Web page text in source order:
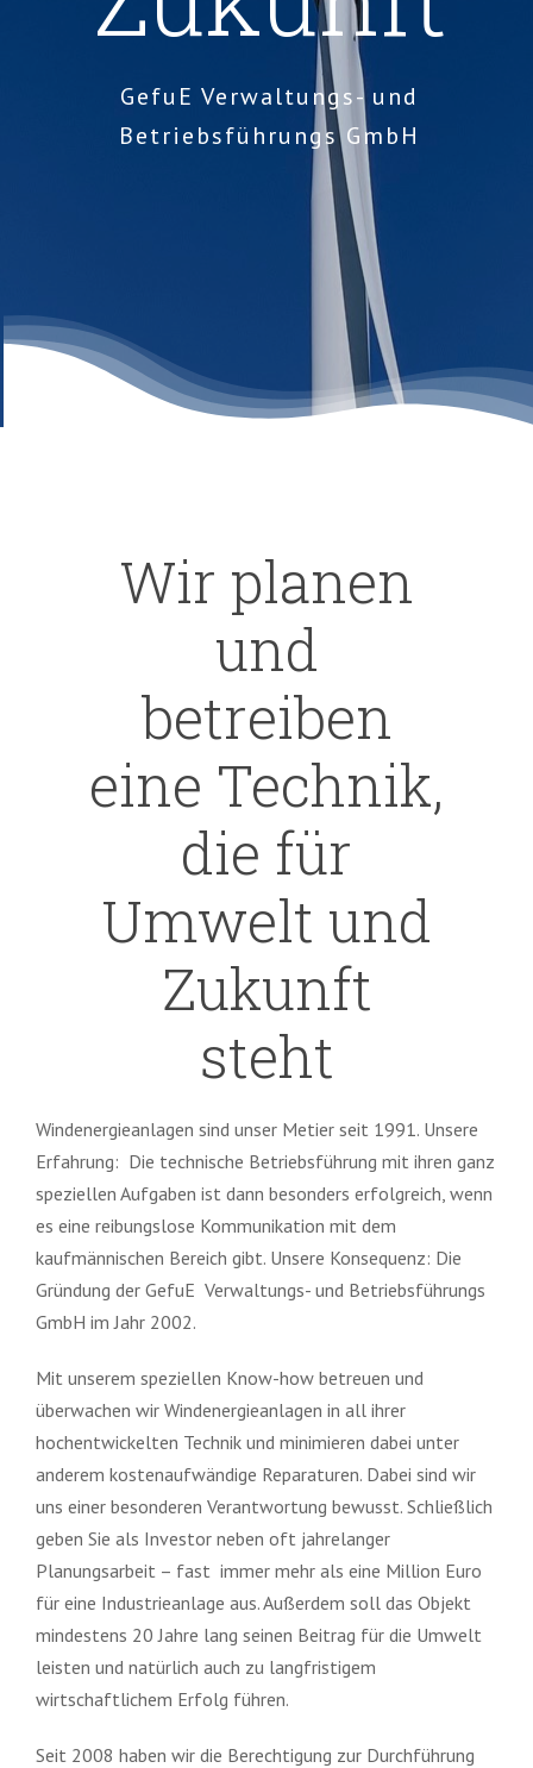
GefuE Verwaltungs- und
Betriebsführungs GmbH
Wir planen
und
betreiben
eine Technik,
die für
Umwelt und
Zukunft
steht
Windenergieanlagen sind unser Metier seit 1991. Unsere
Erfahrung: Die technische Betriebsführung mit ihren ganz
speziellen Aufgaben ist dann besonders erfolgreich, wenn
es eine reibungslose Kommunikation mit dem
kaufmännischen Bereich gibt. Unsere Konsequenz: Die
Gründung der GefuE Verwaltungs- und Betriebsführungs
GmbH im Jahr 2002.
Mit unserem speziellen Know-how betreuen und
überwachen wir Windenergieanlagen in all ihrer
hochentwickelten Technik und minimieren dabei unter
anderem kostenaufwändige Reparaturen. Dabei sind wir
uns einer besonderen Verantwortung bewusst. Schließlich
geben Sie als Investor neben oft jahrelanger
Planungsarbeit – fast immer mehr als eine Million Euro
für eine Industrieanlage aus. Außerdem soll das Objekt
mindestens 20 Jahre lang seinen Beitrag für die Umwelt
leisten und natürlich auch zu langfristigem
wirtschaftlichem Erfolg führen.
Seit 2008 haben wir die Berechtigung zur Durchführung